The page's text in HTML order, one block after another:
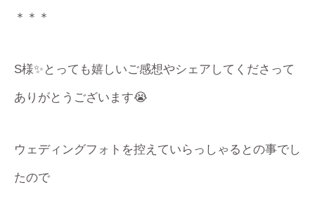
＊＊＊
S様✨とっても嬉しいご感想やシェアしてくださって
ありがとうございます😭
ウェディングフォトを控えていらっしゃるとの事でし
たので